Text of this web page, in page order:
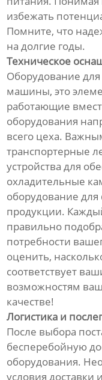
избежать
Помните, что
на долгие годы.
Техническое
Оборудование для
машины, это
работающие
оборудования
всего цеха.
транспортерные
устройства для
охладительные
оборудование для
продукции.
правильно
потребности
оценить,
соответствует
возможностям
качестве!
Логистика и
После выбора
бесперебойную
оборудования.
условия доставки